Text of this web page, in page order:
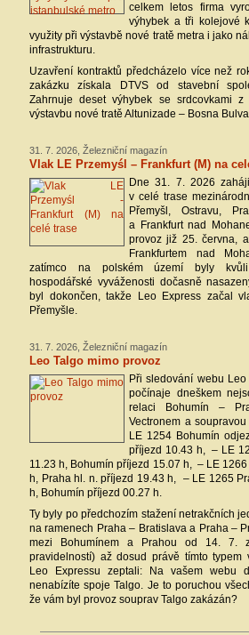
celkem letos firma
výhybek a tři kolejové
využity při výstavbě nové tratě metra i jako
infrastrukturu.
Uzavření kontraktů předcházelo více než
zakázku získala DTVS od stavební
Zahrnuje deset výhybek se srdcovkami
výstavbu nové tratě Altunizade – Bosna
31. 7. 2026, Železniční magazín
Vlak LE Przemyśl – Frankfurt (M) na
Dne 31. 7. 2026
v celé trase
Přemyšl, Ostravu,
a Frankfurt nad
provoz již 25. června,
Frankfurtem nad
zatímco na polském území byly kvůli
hospodářské vyváženosti dočasně
byl dokončen, takže Leo Express začal
Přemyšle.
31. 7. 2026, Železniční magazín
Leo Talgo mimo provoz
Při sledování webu
počínaje dneškem
relaci Bohumín –
Vectronem a
LE 1254 Bohumín
příjezd 10.43 h, – LE
11.23 h, Bohumín příjezd 15.07 h, – LE
h, Praha hl. n. příjezd 19.43 h, – LE 1265
h, Bohumín příjezd 00.27 h.
Ty byly po předchozím stažení netrakčních
na ramenech Praha – Bratislava a Praha –
mezi Bohumínem a Prahou od 14. 7.
pravidelností) až dosud právě tímto typem
Leo Expressu zeptali: Na vašem webu
nenabízíte spoje Talgo. Je to poruchou
že vám byl provoz souprav Talgo zakázán?